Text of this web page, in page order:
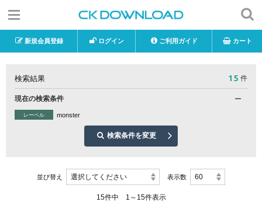
新規会員登録 ログイン ご利用ガイド カート
検索結果 15 件
現在の検索条件
レーベル monster
検索条件を変更
並び替え 選択してください 表示数 60
15件中 1～15件表示